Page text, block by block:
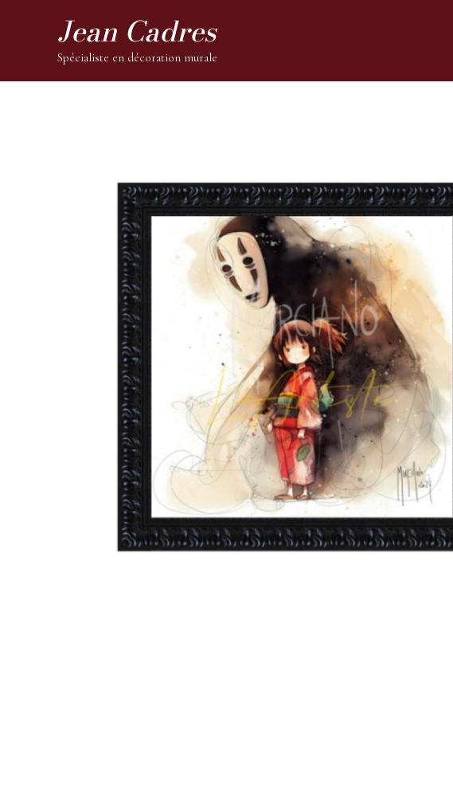
Jean Cadres
Spécialiste en décoration murale